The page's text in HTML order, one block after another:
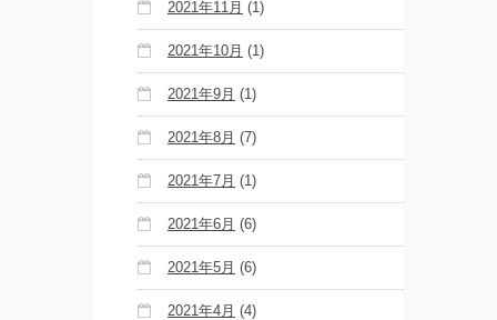
2021年11月 (1)
2021年10月 (1)
2021年9月 (1)
2021年8月 (7)
2021年7月 (1)
2021年6月 (6)
2021年5月 (6)
2021年4月 (4)